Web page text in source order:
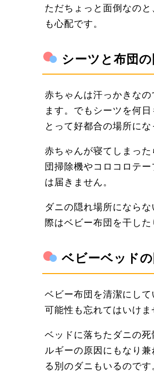
ただちょっと面倒なの
も心配です。
シーツと布団
赤ちゃんは汗っかきな
ます。でもシーツを何
とって好都合の場所にな
赤ちゃんが寝てしまっ
団掃除機やコロコロテ
は届きません。
ダニの隠れ場所になら
際はベビー布団を干し
ベビーベッド
ベビー布団を清潔にし
可能性も忘れてはいけま
ベッドに落ちたダニの
ルギーの原因にもなり
る別のダニもいるのです